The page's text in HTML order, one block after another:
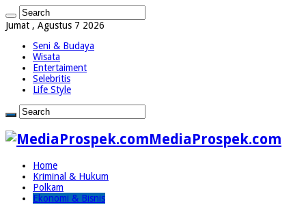
Jumat , Agustus 7 2026
Seni & Budaya
Wisata
Entertaiment
Selebritis
Life Style
MediaProspek.com
Home
Kriminal & Hukum
Polkam
Ekonomi & Bisnis